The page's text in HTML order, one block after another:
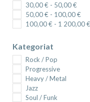
30,00€- 50,00€
50,00€- 100,00€
100,00€- 1 200,00€
Kategoriat
Rock / Pop
Progressive
Heavy / Metal
Jazz
Soul / Funk